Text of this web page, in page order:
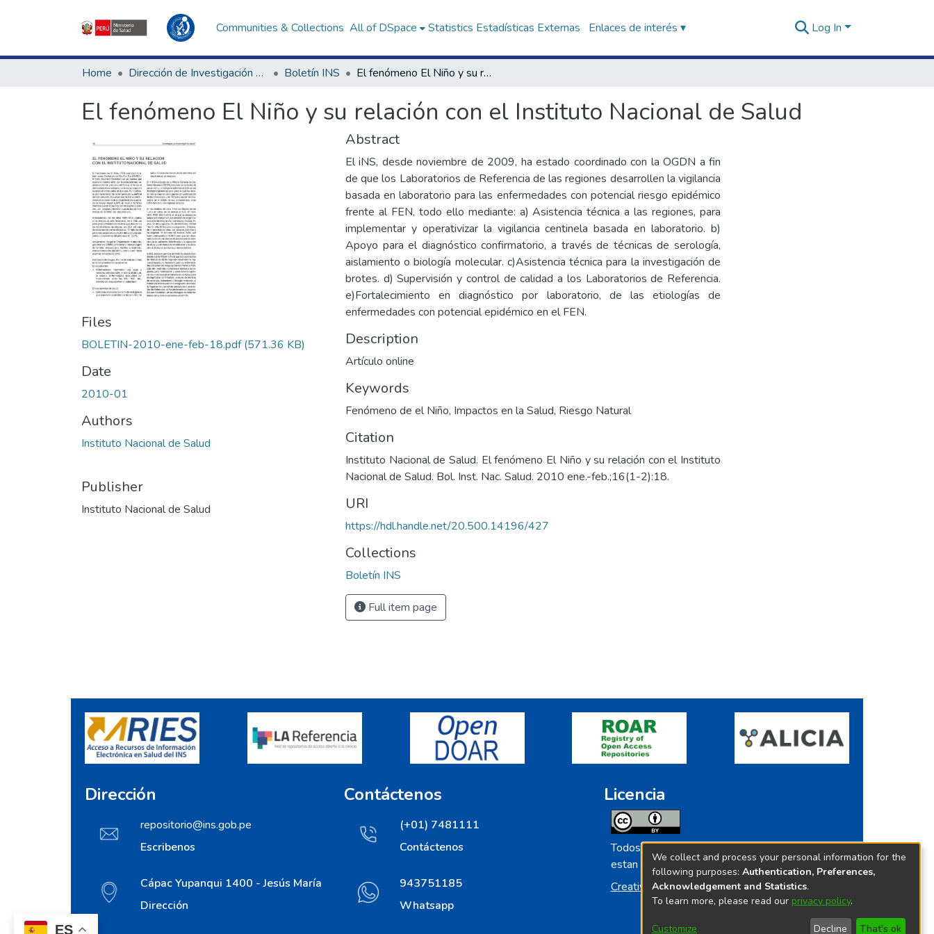
ES
Communities & Collections All of DSpace Statistics Estadísticas Externas Enlaces de interés ▾ Log In
Home Dirección de Investigación e Innovación en Salud Boletín INS El fenómeno El Niño y su relación con el Instituto Nacional de Salud
El fenómeno El Niño y su relación con el Instituto Nacional de Salud
Files
BOLETIN-2010-ene-feb-18.pdf(571.36 KB)
Date
2010-01
Authors
Instituto Nacional de Salud
Publisher
Instituto Nacional de Salud
Abstract
El iNS, desde noviembre de 2009, ha estado coordinado con la OGDN a fin
de que los Laboratorios de Referencia de las regiones desarrollen la vigilancia
basada en laboratorio para las enfermedades con potencial riesgo epidémico
frente al FEN, todo ello mediante: a) Asistencia técnica a las regiones, para
implementar y operativizar la vigilancia centinela basada en laboratorio. b)
Apoyo para el diagnóstico confirmatorio, a través de técnicas de serología,
aislamiento o biología molecular. c)Asistencia técnica para la investigación de
brotes. d) Supervisión y control de calidad a los Laboratorios de Referencia.
e)Fortalecimiento en diagnóstico por laboratorio, de las etiologías de
enfermedades con potencial epidémico en el FEN.
Description
Artículo online
Keywords
Fenómeno de el Niño, Impactos en la Salud, Riesgo Natural
Citation
Instituto Nacional de Salud. El fenómeno El Niño y su relación con el Instituto
Nacional de Salud. Bol. Inst. Nac. Salud. 2010 ene.-feb.;16(1-2):18.
URI
https://hdl.handle.net/20.500.14196/427
Collections
Boletín INS
Full item page
Dirección
repositorio@ins.gob.pe
Escribenos
Cápac Yupanqui 1400 - Jesús María
Dirección
Contáctenos
(+01) 7481111
Contáctenos
943751185
Whatsapp
Licencia
Todos los contenidos de repositorio.ins.gob.pe
estan licenciados bajo
Creative Commoms License
We collect and process your personal information for the
following purposes: Authentication, Preferences,
Acknowledgement and Statistics.
To learn more, please read our privacy policy.
Customize Decline That's ok